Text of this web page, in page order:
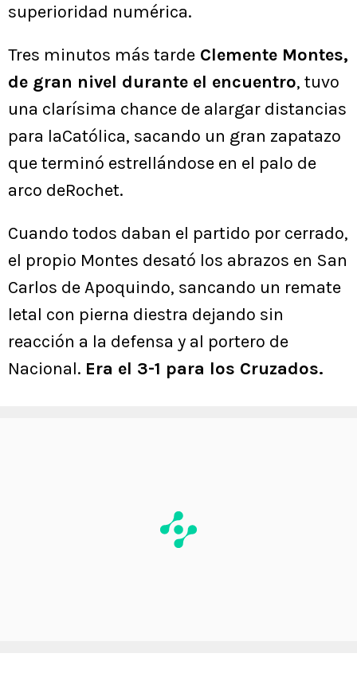
superioridad numérica.
Tres minutos más tarde Clemente Montes,
de gran nivel durante el encuentro, tuvo
una clarísima chance de alargar distancias
para laCatólica, sacando un gran zapatazo
que terminó estrellándose en el palo de
arco deRochet.
Cuando todos daban el partido por cerrado,
el propio Montes desató los abrazos en San
Carlos de Apoquindo, sancando un remate
letal con pierna diestra dejando sin
reacción a la defensa y al portero de
Nacional. Era el 3-1 para los Cruzados.